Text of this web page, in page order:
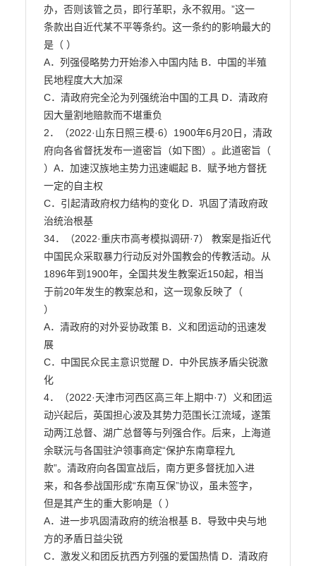
办，否则该管之员，即行革职，永不叙用。”这一
条款出自近代某不平等条约。这一条约的影响最大的
是（ ）
A．列强侵略势力开始渗入中国内陆 B．中国的半殖
民地程度大大加深
C．清政府完全沦为列强统治中国的工具 D．清政府
因大量割地赔款而不堪重负
2．（2022·山东日照三模·6）1900年6月20日，清政
府向各省督抚发布一道密旨（如下图）。此道密旨（
）A．加速汉族地主势力迅速崛起 B．赋予地方督抚
一定的自主权
C．引起清政府权力结构的变化 D．巩固了清政府政
治统治根基
34．（2022·重庆市高考模拟调研·7） 教案是指近代
中国民众采取暴力行动反对外国教会的传教活动。从
1896年到1900年，全国共发生教案近150起，相当
于前20年发生的教案总和，这一现象反映了（
）
A．清政府的对外妥协政策 B．义和团运动的迅速发
展
C．中国民众民主意识觉醒 D．中外民族矛盾尖锐激
化
4．（2022·天津市河西区高三年上期中·7）义和团运
动兴起后，英国担心波及其势力范围长江流域，遂策
动两江总督、湖广总督等与列强合作。后来，上海道
余联沅与各国驻沪领事商定“保护东南章程九
款”。清政府向各国宣战后，南方更多督抚加入进
来，和各参战国形成“东南互保”协议，虽未签字，
但是其产生的重大影响是（ ）
A．进一步巩固清政府的统治根基 B．导致中央与地
方的矛盾日益尖锐
C．激发义和团反抗西方列强的爱国热情 D．清政府